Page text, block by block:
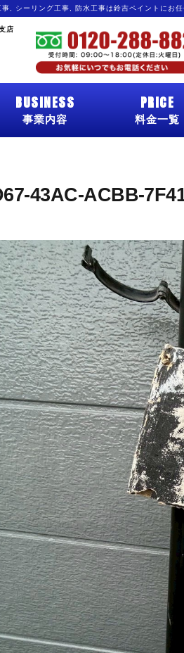
, シーリング工事, 防水工事は鈴吉ペイントにお任
店
BUSINESS
事業内容
PRICE
料金一覧
43AC-ACBB-